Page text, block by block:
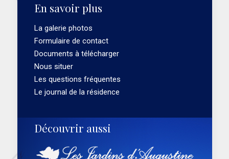
En savoir plus
La galerie photos
Formulaire de contact
Documents à télécharger
Nous situer
Les questions fréquentes
Le journal de la résidence
Découvrir aussi